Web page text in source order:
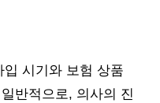
시기와 보험 상품
반적으로, 의사의 진